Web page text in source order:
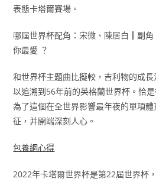
表態卡塔爾賽場。
哪屆世界杯配角：宋微、陳居白┃副
你最愛 ？
和世界杯主題曲比擬較，吉利物的成
以追溯到56年前的英格蘭世界杯。恰
為了這個在全世界影響最年夜的單項
征，并開端深刻人心。
包養網心得
2022年卡塔爾世界杯是第22屆世界杯